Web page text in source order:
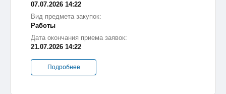
07.07.2026 14:22
Вид предмета закупок:
Работы
Дата окончания приема заявок:
21.07.2026 14:22
Подробнее